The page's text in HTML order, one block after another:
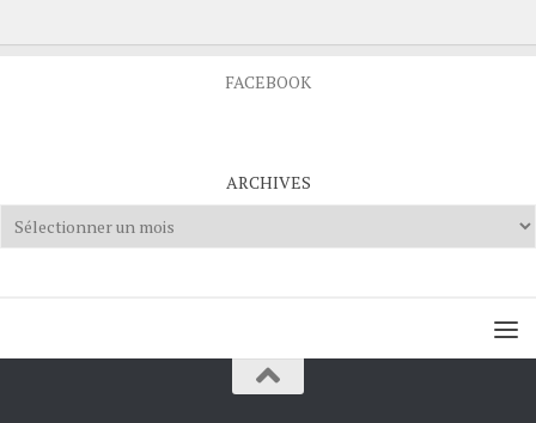
FACEBOOK
ARCHIVES
Archives